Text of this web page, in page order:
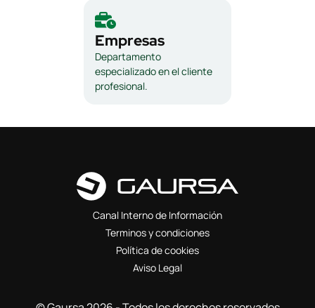
Empresas
Departamento
especializado en el cliente
profesional.
Canal Interno de Información
Terminos y condiciones
Política de cookies
Aviso Legal